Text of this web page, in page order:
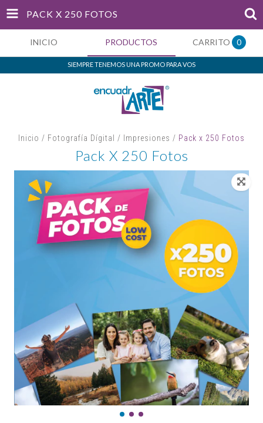
PACK X 250 FOTOS
INICIO PRODUCTOS CARRITO 0
SIEMPRE TENEMOS UNA PROMO PARA VOS
Inicio / Fotografía Dígital / Impresiones / Pack x 250 Fotos
Pack X 250 Fotos